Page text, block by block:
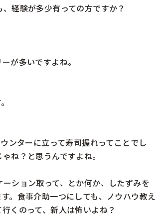
経験が多少有っての方ですか？
が多いですよね。
ンターに立って寿司握れってことでし
ね？と思うんですよね。
ション取って、とか何か、したずみを
。食事介助一つにしても、ノウハウ教え
くのって、新人は怖いよね？